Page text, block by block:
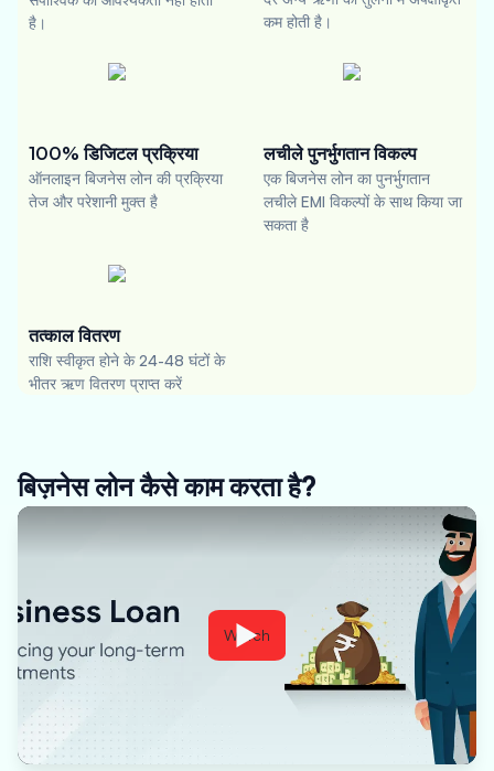
है।
कम होती है।
100% डिजिटल प्रक्रिया
ऑनलाइन बिजनेस लोन की प्रक्रिया
तेज और परेशानी मुक्त है
लचीले पुनर्भुगतान विकल्प
एक बिजनेस लोन का पुनर्भुगतान
लचीले EMI विकल्पों के साथ किया जा
सकता है
तत्काल वितरण
राशि स्वीकृत होने के 24-48 घंटों के
भीतर ऋण वितरण प्राप्त करें
बिज़नेस लोन कैसे काम करता है?
Watch